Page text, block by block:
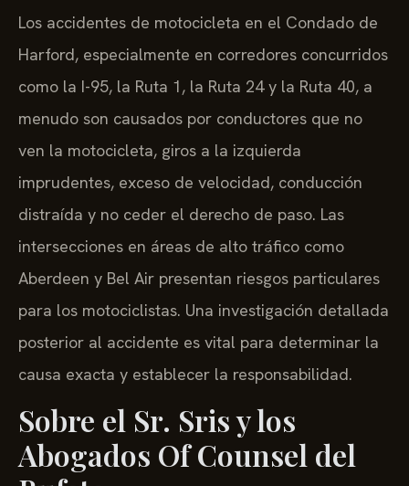
Los accidentes de motocicleta en el Condado de
Harford, especialmente en corredores concurridos
como la I-95, la Ruta 1, la Ruta 24 y la Ruta 40, a
menudo son causados por conductores que no
ven la motocicleta, giros a la izquierda
imprudentes, exceso de velocidad, conducción
distraída y no ceder el derecho de paso. Las
intersecciones en áreas de alto tráfico como
Aberdeen y Bel Air presentan riesgos particulares
para los motociclistas. Una investigación detallada
posterior al accidente es vital para determinar la
causa exacta y establecer la responsabilidad.
Sobre el Sr. Sris y los
Abogados Of Counsel del